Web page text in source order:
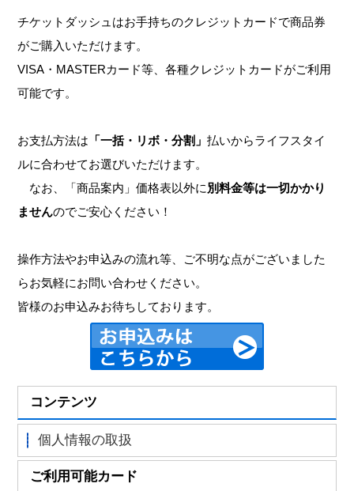
チケットダッシュはお手持ちのクレジットカードで商品券
がご購入いただけます。
VISA・MASTERカード等、各種クレジットカードがご利用
可能です。
お支払方法は 「一括・リボ・分割」払いからライフスタイ
ルに合わせてお選びいただけます。
なお、「商品案内」価格表以外に別料金等は一切かかり
ませんのでご安心ください！
操作方法やお申込みの流れ等、ご不明な点がございました
らお気軽にお問い合わせください。
皆様のお申込みお待ちしております。
コンテンツ
個人情報の取扱
ご利用可能カード